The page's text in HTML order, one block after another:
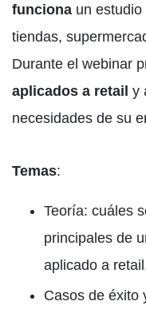
funciona un estudio
tiendas,
Durante el webinar
aplicados a retail y
necesidades de su
Temas:
Teoría: cuáles
principales de
aplicado a
Casos de éxito